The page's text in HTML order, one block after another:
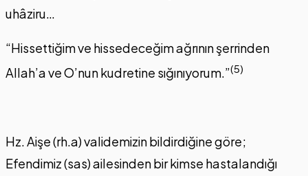
uhâziru…
“Hissettiğim ve hissedeceğim ağrının şerrinden
Allah’a ve O’nun kudretine sığınıyorum.”(5)
Hz. Aişe (rh.a) validemizin bildirdiğine göre;
Efendimiz (sas) ailesinden bir kimse hastalandığı